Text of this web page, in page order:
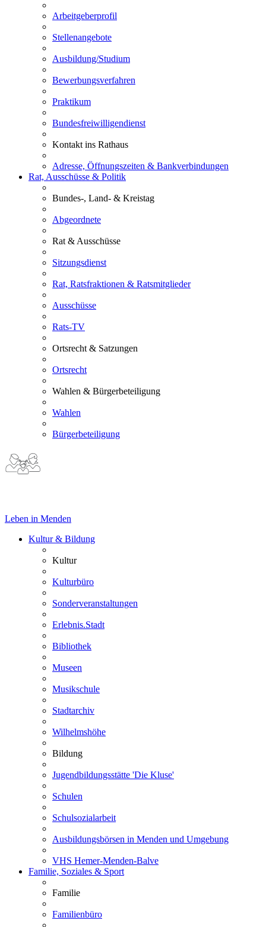
Arbeitgeberprofil
Stellenangebote
Ausbildung/Studium
Bewerbungsverfahren
Praktikum
Bundesfreiwilligendienst
Kontakt ins Rathaus
Adresse, Öffnungszeiten & Bankverbindungen
Rat, Ausschüsse & Politik
Bundes-, Land- & Kreistag
Abgeordnete
Rat & Ausschüsse
Sitzungsdienst
Rat, Ratsfraktionen & Ratsmitglieder
Ausschüsse
Rats-TV
Ortsrecht & Satzungen
Ortsrecht
Wahlen & Bürgerbeteiligung
Wahlen
Bürgerbeteiligung
Leben in Menden
Kultur & Bildung
Kultur
Kulturbüro
Sonderveranstaltungen
Erlebnis.Stadt
Bibliothek
Museen
Musikschule
Stadtarchiv
Wilhelmshöhe
Bildung
Jugendbildungsstätte 'Die Kluse'
Schulen
Schulsozialarbeit
Ausbildungsbörsen in Menden und Umgebung
VHS Hemer-Menden-Balve
Familie, Soziales & Sport
Familie
Familienbüro